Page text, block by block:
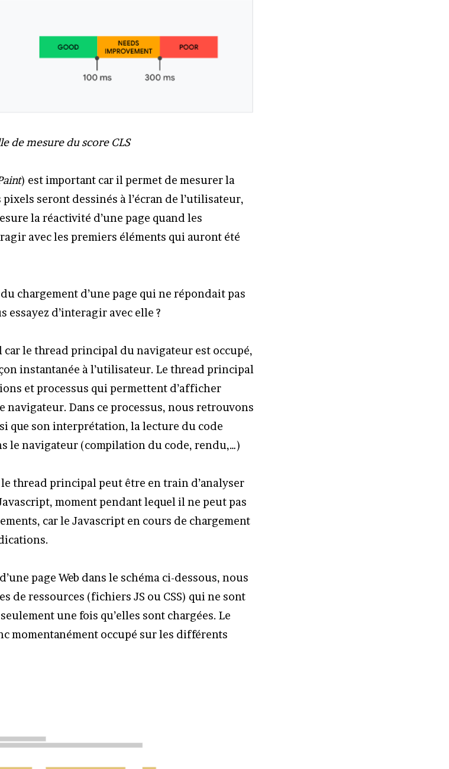
de mesure du score CLS
) est important car il permet de mesurer la
seront dessinés à l’écran de l’utilisateur,
la réactivité d’une page quand les
avec les premiers éléments qui auront été
chargement d’une page qui ne répondait pas
essayez d’interagir avec elle ?
le thread principal du navigateur est occupé,
instantanée à l’utilisateur. Le thread principal
et processus qui permettent d’afficher
navigateur. Dans ce processus, nous retrouvons
que son interprétation, la lecture du code
le navigateur (compilation du code, rendu,…)
thread principal peut être en train d’analyser
moment pendant lequel il ne peut pas
car le Javascript en cours de chargement
page Web dans le schéma ci-dessous, nous
de ressources (fichiers JS ou CSS) qui ne sont
une fois qu’elles sont chargées. Le
momentanément occupé sur les différents